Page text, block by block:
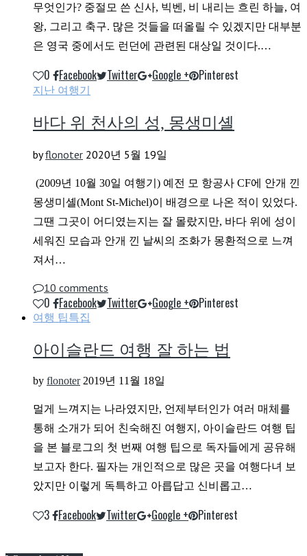
무엇인가? 중절모 쓴 신사, 빅벤, 비 내리는 흐린 하늘, 여
왕, 그리고 축구. 많은 것들을 떠올릴 수 있겠지만 대부분
은 영국 중에서도 런던에 관련된 대상일 것이다.…
0 Facebook Twitter Google + Pinterest
지난 여행기
바다 위 천사의 성, 몽생미셸
byflonoter 2020년 5월 19일
(2009년 10월 30일 여행기) 예전 모 항공사 CF에 안개 낀
몽생미셸(Mont St-Michel)이 배경으로 나온 적이 있었다.
그땐 그곳이 어디였는지는 잘 몰랐지만, 바다 위에 성이
세워진 모습과 안개 낀 날씨의 조화가 몽환적으로 느껴
져서…
10 comments
0 Facebook Twitter Google + Pinterest
여행 팁특집
아이슬란드 여행 잘 하는 법
by flonoter 2019년 11월 18일
멀게 느껴지는 나라였지만, 언제부터인가 여러 매체를
통해 소개가 되어 친숙해진 여행지, 아이슬란드 여행 팁
을 본 블로그의 첫 번째 여행 팁으로 독자들에게 공유해
보고자 한다. 필자는 개인적으로 많은 곳을 여행다녀 보
았지만 이렇게 독특하고 아릅답고 신비롭고…
3 Facebook Twitter Google + Pinterest